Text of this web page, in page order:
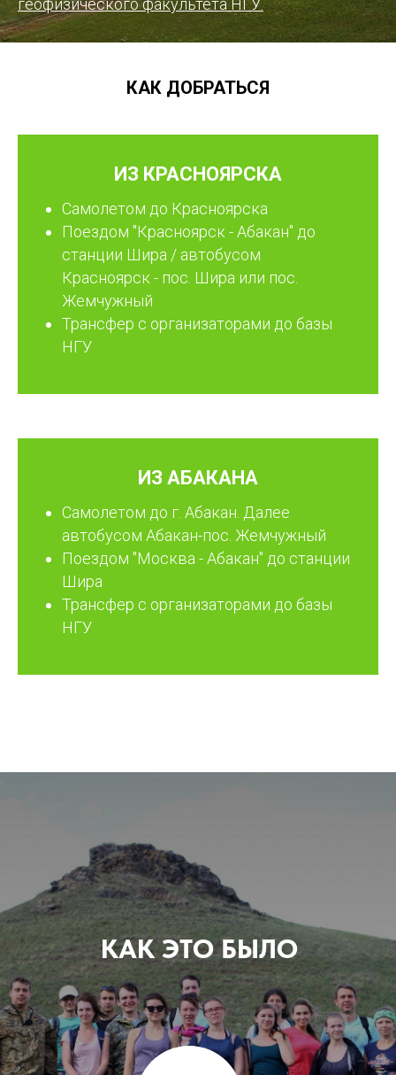
геофизического факультета НГУ.
КАК ДОБРАТЬСЯ
ИЗ КРАСНОЯРСКА
Самолетом до Красноярска
Поездом "Красноярск - Абакан" до
станции Шира / автобусом
Красноярск - пос. Шира или пос.
Жемчужный
Трансфер с организаторами до базы
НГУ
ИЗ АБАКАНА
Самолетом до г. Абакан. Далее
автобусом Абакан-пос. Жемчужный
Поездом "Москва - Абакан" до станции
Шира
Трансфер с организаторами до базы
НГУ
КАК ЭТО БЫЛО